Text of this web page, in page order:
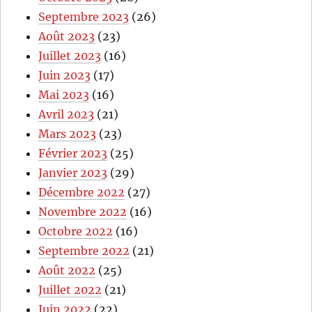
Septembre 2023 (26)
Août 2023 (23)
Juillet 2023 (16)
Juin 2023 (17)
Mai 2023 (16)
Avril 2023 (21)
Mars 2023 (23)
Février 2023 (25)
Janvier 2023 (29)
Décembre 2022 (27)
Novembre 2022 (16)
Octobre 2022 (16)
Septembre 2022 (21)
Août 2022 (25)
Juillet 2022 (21)
Juin 2022 (22)